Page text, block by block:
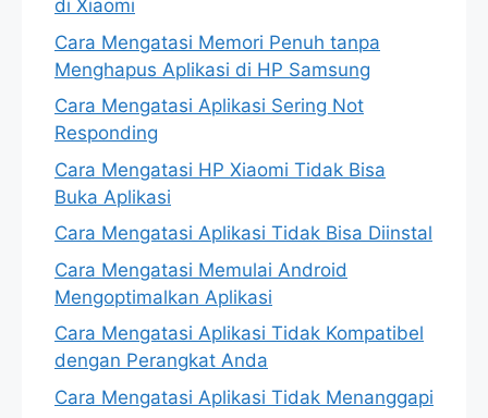
di Xiaomi
Cara Mengatasi Memori Penuh tanpa
Menghapus Aplikasi di HP Samsung
Cara Mengatasi Aplikasi Sering Not
Responding
Cara Mengatasi HP Xiaomi Tidak Bisa
Buka Aplikasi
Cara Mengatasi Aplikasi Tidak Bisa Diinstal
Cara Mengatasi Memulai Android
Mengoptimalkan Aplikasi
Cara Mengatasi Aplikasi Tidak Kompatibel
dengan Perangkat Anda
Cara Mengatasi Aplikasi Tidak Menanggapi